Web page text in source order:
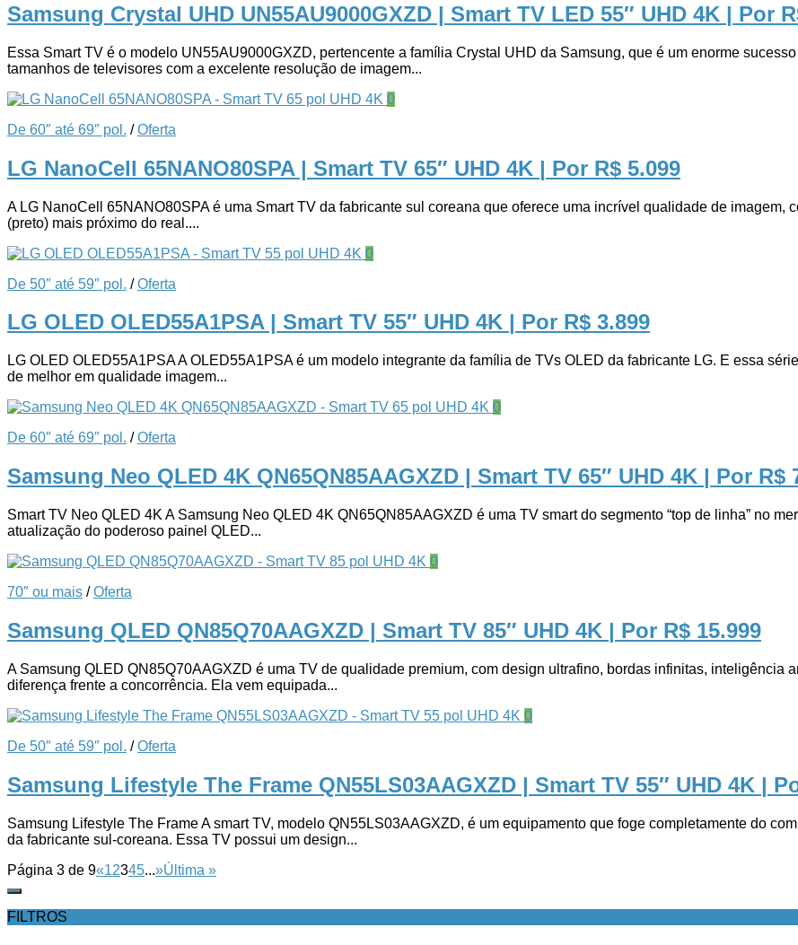
Samsung Crystal UHD UN55AU9000GXZD | Smart TV LED 55″ UHD 4K | Por
Essa Smart TV é o modelo UN55AU9000GXZD, pertencente a família Crystal UHD da Samsung, que é um enorme
tamanhos de televisores com a excelente resolução de imagem...
0
De 60″ até 69″ pol. /Oferta
LG NanoCell 65NANO80SPA | Smart TV 65″ UHD 4K | Por R$ 5.099
A LG NanoCell 65NANO80SPA é uma Smart TV da fabricante sul coreana que oferece uma incrível qualidade de imagem,
(preto) mais próximo do real....
0
De 50″ até 59″ pol. /Oferta
LG OLED OLED55A1PSA | Smart TV 55″ UHD 4K | Por R$ 3.899
LG OLED OLED55A1PSA A OLED55A1PSA é um modelo integrante da família de TVs OLED da fabricante LG. E essa
de melhor em qualidade imagem...
0
De 60″ até 69″ pol. /Oferta
Samsung Neo QLED 4K QN65QN85AAGXZD | Smart TV 65″ UHD 4K | Por R$
Smart TV Neo QLED 4K A Samsung Neo QLED 4K QN65QN85AAGXZD é uma TV smart do segmento “top de linha” no
atualização do poderoso painel QLED...
0
70″ ou mais /Oferta
Samsung QLED QN85Q70AAGXZD | Smart TV 85″ UHD 4K | Por R$ 15.999
A Samsung QLED QN85Q70AAGXZD é uma TV de qualidade premium, com design ultrafino, bordas infinitas, inteligência
diferença frente a concorrência. Ela vem equipada...
0
De 50″ até 59″ pol. /Oferta
Samsung Lifestyle The Frame QN55LS03AAGXZD | Smart TV 55″ UHD 4K |
Samsung Lifestyle The Frame A smart TV, modelo QN55LS03AAGXZD, é um equipamento que foge completamente do
da fabricante sul-coreana. Essa TV possui um design...
Página 3 de 9«12345...»Última »
FILTROS